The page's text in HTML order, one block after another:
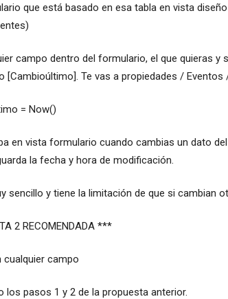
que está basado en esa tabla en vista
campo dentro del formulario, el que quieras
[Cambioúltimo]. Te vas a propiedades /
= Now()
en vista formulario cuando cambias un dato
la fecha y hora de modificación.
sencillo y tiene la limitación de que si cambian
2 RECOMENDADA ***
cualquier campo
los pasos 1 y 2 de la propuesta anterior.